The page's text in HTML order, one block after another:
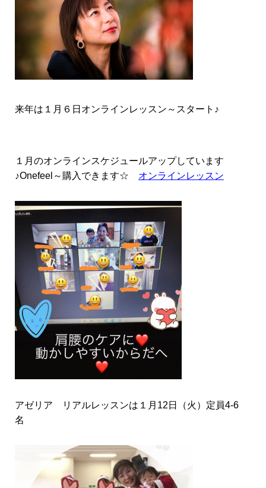
来年は１月６日オンラインレッスン～スタート♪
１月のオンラインスケジュールアップしています
♪Onefeel～購入できます☆ オンラインレッスン
アゼリア リアルレッスンは１月12日（火）定員4-6
名